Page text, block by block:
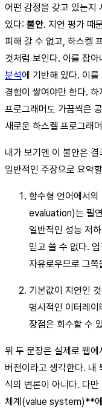
어떤 감정을 갖고 있는지
있다: 불안. 지연 평가 때
피해 갈 수 없고, 하스켈
것처럼 보인다. 이를 잡아
분석에 기반해 있다. 이
경험이 쌓여야만 한다.
프로그래머도 가끔씩은
새로운 하스켈 프로그래
내가 보기엔 이 불안은
일반적인 주장으로 요약
함수형 언어에서
evaluation)는 필
일반적인 성능 저
믿고 쓸 수 없다.
자유로우므로 그
기본값이 지연인
명시적인 이터레
장점은 회수할 수
위 두 문장은 실제로 웹
버전이라고 생각한다. 내
식의 변론이 아니다. 다
체계(value system)**에